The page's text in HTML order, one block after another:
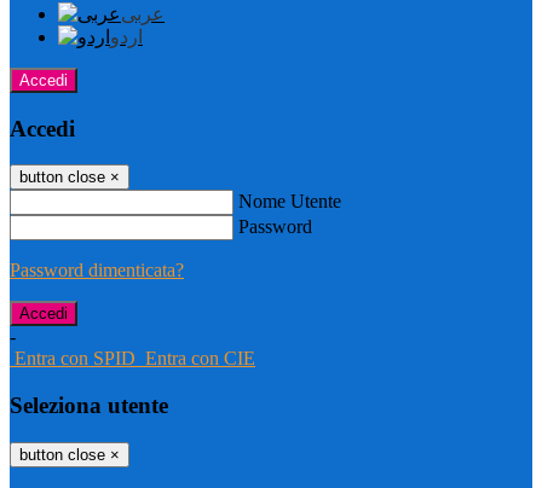
عربى
اردو
Accedi
Accedi
button close ×
Nome Utente
Password
Password dimenticata?
-
Entra con SPID Entra con CIE
Seleziona utente
button close ×